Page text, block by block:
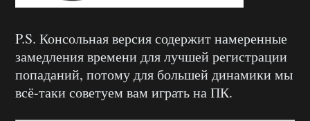
P.S. Консольная версия содержит намеренные
замедления времени для лучшей регистрации
попаданий, потому для большей динамики мы
всё-таки советуем вам играть на ПК.